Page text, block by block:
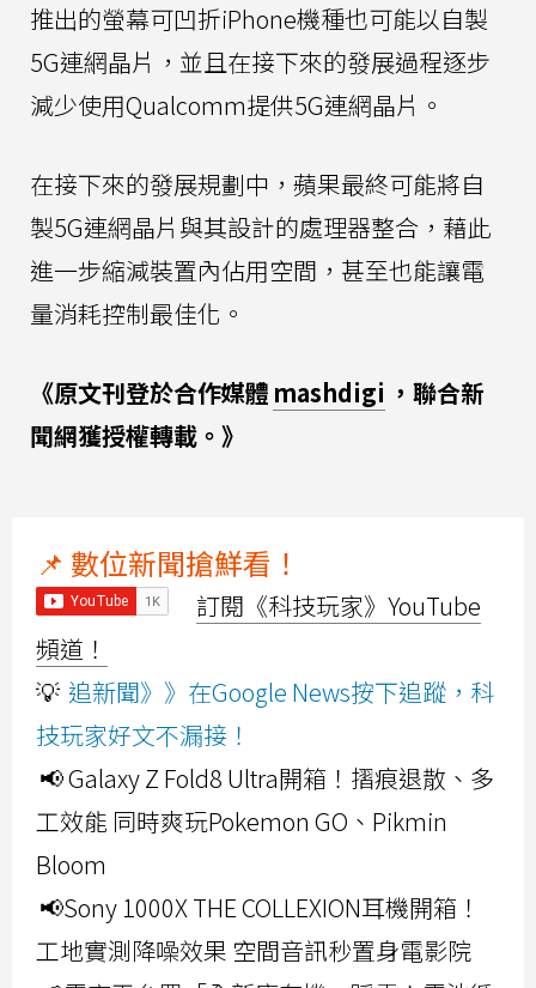
推出的螢幕可凹折iPhone機種也可能以自製
5G連網晶片，並且在接下來的發展過程逐步
減少使用Qualcomm提供5G連網晶片。
在接下來的發展規劃中，蘋果最終可能將自
製5G連網晶片與其設計的處理器整合，藉此
進一步縮減裝置內佔用空間，甚至也能讓電
量消耗控制最佳化。
《原文刊登於合作媒體 mashdigi ，聯合新
聞網獲授權轉載。》
📌 數位新聞搶鮮看！
訂閱《科技玩家》YouTube
頻道！
💡 追新聞》》在Google News按下追蹤，科
技玩家好文不漏接！
📢 Galaxy Z Fold8 Ultra開箱！摺痕退散、多
工效能 同時爽玩Pokemon GO、Pikmin
Bloom
📢Sony 1000X THE COLLEXION耳機開箱！
工地實測降噪效果 空間音訊秒置身電影院